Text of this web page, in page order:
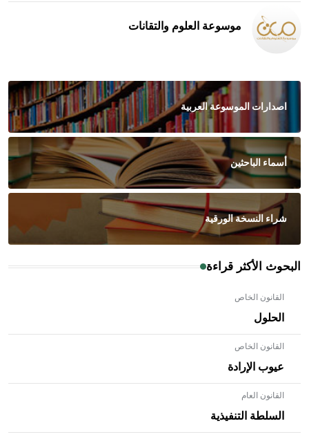
موسوعة العلوم والتقانات
اصدارات الموسوعة العربية
أسماء الباحثين
شراء النسخة الورقية
البحوث الأكثر قراءة
القانون الخاص
الحلول
القانون الخاص
عيوب الإرادة
القانون العام
السلطة التنفيذية